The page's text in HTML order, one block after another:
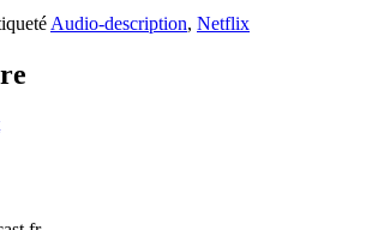
Audio-description, Netflix